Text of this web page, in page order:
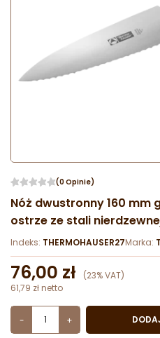
(0 Opinie)
Nóż dwustronny 160 mm
ostrze ze stali
Indeks: THERMOHAUSER27Marka:
76,00 zł (23% VAT)
61,79 zł netto
- +